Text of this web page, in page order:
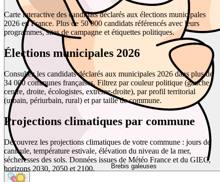
Brebis galeuses
Carte interactive des candidats déclarés aux élections municipales
2026 en France. Plus de 50 000 candidats référencés avec leurs
programmes, sites de campagne et étiquettes politiques.
Élections municipales 2026
Consultez les candidats déclarés aux municipales 2026 dans plus de
34 000 communes françaises. Filtrez par couleur politique (gauche,
centre, droite, écologistes, extrême-droite), par profil territorial
(urbain, périurbain, rural) et par taille de commune.
Projections climatiques par commune
Découvrez les projections climatiques de votre commune : jours de
canicule, température estivale, élévation du niveau de la mer,
sécheresses des sols. Données issues de Météo France et du GIEC,
horizons 2030, 2050 et 2100.